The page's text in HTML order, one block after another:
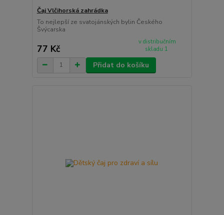
Čaj Vlčihorská zahrádka
To nejlepší ze svatojánských bylin Českého
Švýcarska
77 Kč
v distribučním
skladu 1
Přidat do košíku